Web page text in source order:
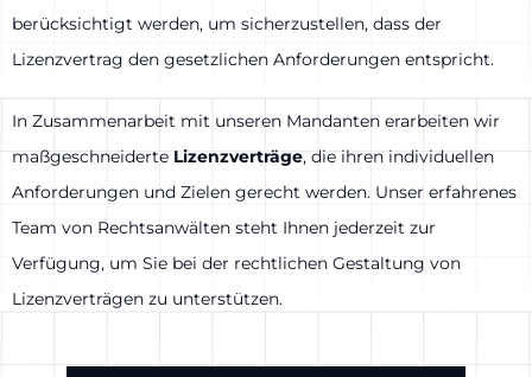
berücksichtigt werden, um sicherzustellen, dass der
Lizenzvertrag den gesetzlichen Anforderungen entspricht.
In Zusammenarbeit mit unseren Mandanten erarbeiten wir
maßgeschneiderte Lizenzverträge, die ihren individuellen
Anforderungen und Zielen gerecht werden. Unser erfahrenes
Team von Rechtsanwälten steht Ihnen jederzeit zur
Verfügung, um Sie bei der rechtlichen Gestaltung von
Lizenzverträgen zu unterstützen.